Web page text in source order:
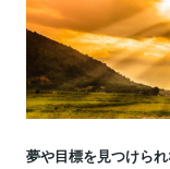
夢や目標を見つけら